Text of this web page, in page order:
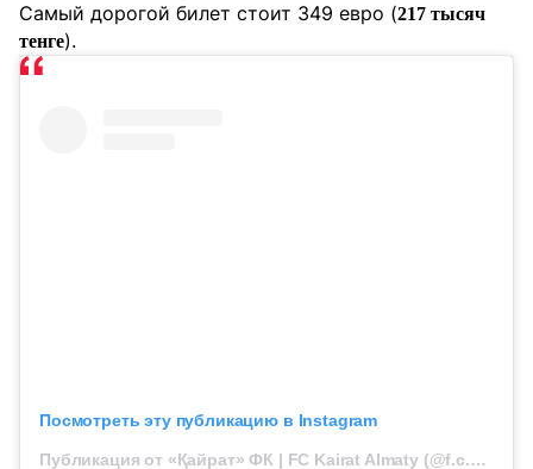
Самый дорогой билет стоит 349 евро (217 тысяч
тенге).
Посмотреть эту публикацию в Instagram
Публикация от «Қайрат» ФК | FC Kairat Almaty (@f.c.kairat)